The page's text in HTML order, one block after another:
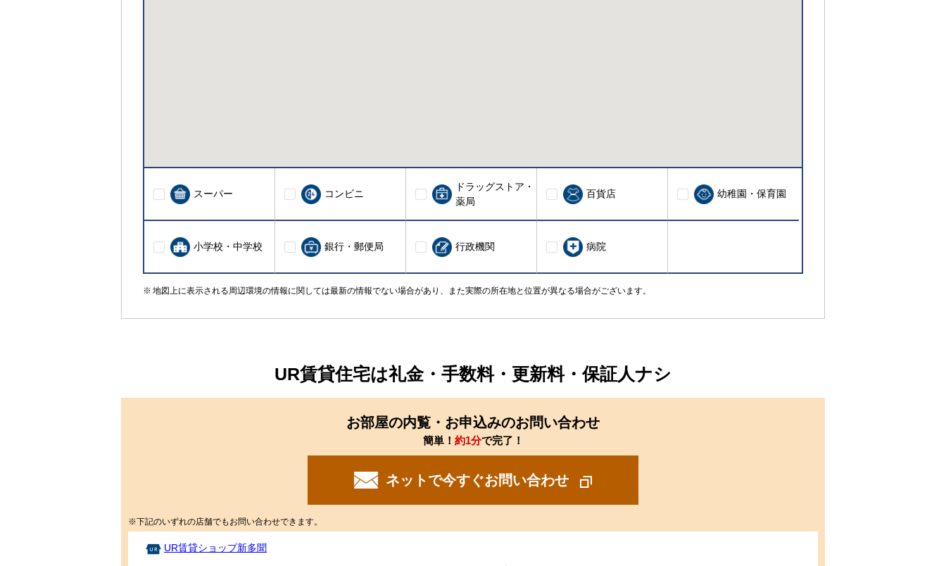
スーパー コンビニ
ドラッグストア・
薬局
百貨店 幼稚園・保育園
小学校・中学校 銀行・郵便局 行政機関 病院
地図上に表示される周辺環境の情報に関しては最新の情報でない場合があり、また実際の所在地と位置が異なる場合がございます。
UR賃貸住宅は礼金・手数料・更新料・保証人ナシ
お部屋の内覧・お申込みのお問い合わせ
簡単！ 約1分で完了！
ネットで今すぐお問い合わせ
※下記のいずれの店舗でもお問い合わせできます。
UR賃貸ショップ新多聞